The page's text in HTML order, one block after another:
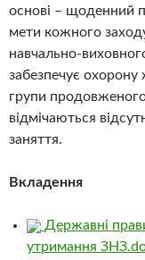
основі – щоденний
мети кожного
навчально-
забезпечує охорону
групи
відмічаються
заняття.
Вкладення
Державні
утримання